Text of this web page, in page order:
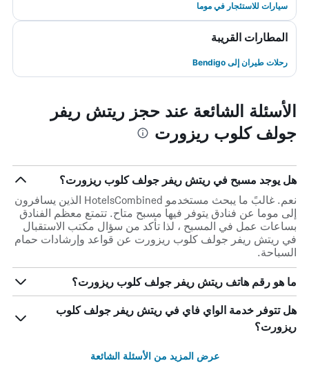
سيارات للاستئجار في موما
المطارات القريبة
رحلات طيران إلى Bendigo
الأسئلة الشائعة عند حجز ريتش ريفر
جولف كلوب ريزورت
هل يوجد مسبح في ريتش ريفر جولف كلوب ريزورت؟
نعم. غالبً ما يبحث مستخدمو HotelsCombined الذين يسافرون
إلى موما عن فنادق يتوفر فيها مسبح متاح. تتمتع معظم الفنادق
بساعات عمل في المسبح ، لذا تأكد من سؤال مكتب الاستقبال
في ريتش ريفر جولف كلوب ريزورت عن قواعد وإرشادات حمام
السباحة.
ما هو رقم هاتف ريتش ريفر جولف كلوب ريزورت؟
هل تتوفر خدمة الواي فاي في ريتش ريفر جولف كلوب
ريزورت؟
عرض المزيد من الأسئلة الشائعة